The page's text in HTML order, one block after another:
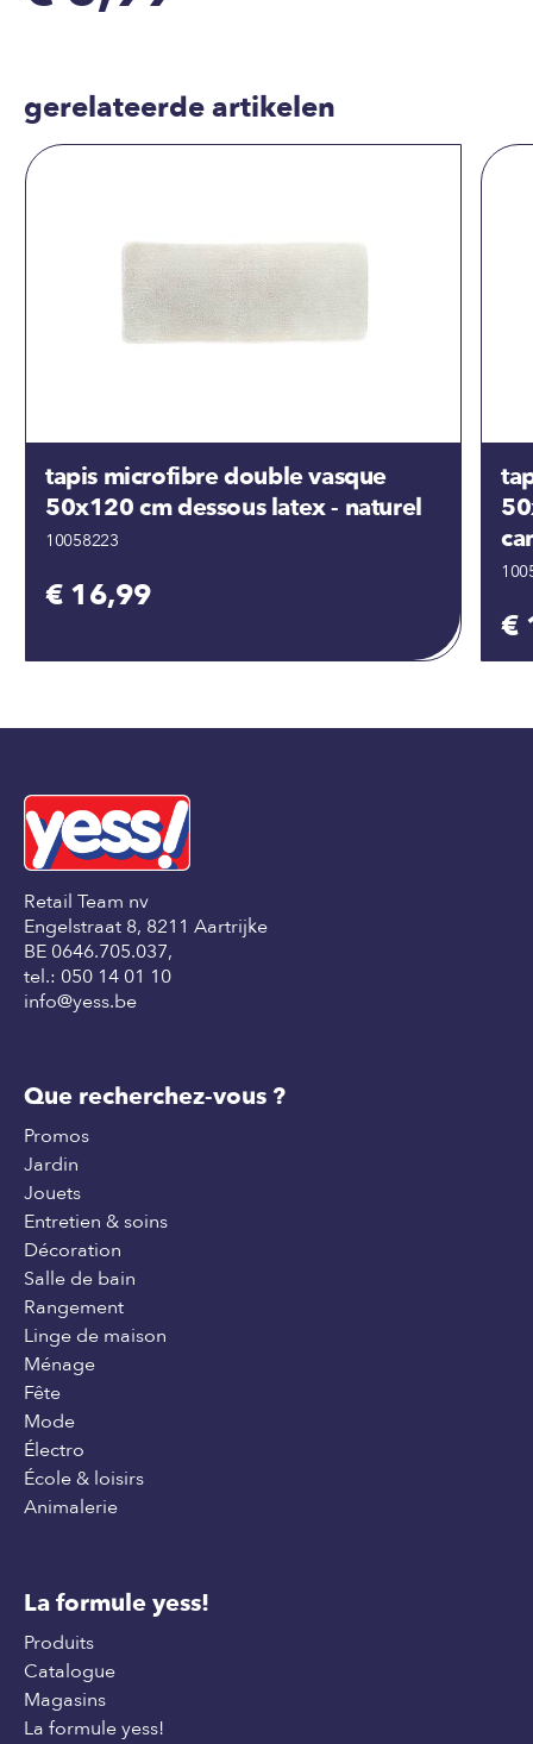
gerelateerde artikelen
tapis microfibre double vasque
50x120 cm dessous latex - naturel
10058223
€ 16,99
€
Retail Team nv
Engelstraat 8, 8211 Aartrijke
BE 0646.705.037,
tel.: 050 14 01 10
info@yess.be
Que recherchez-vous ?
Promos
Jardin
Jouets
Entretien & soins
Décoration
Salle de bain
Rangement
Linge de maison
Ménage
Fête
Mode
Électro
École & loisirs
Animalerie
La formule yess!
Produits
Catalogue
Magasins
La formule yess!